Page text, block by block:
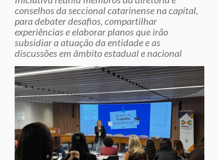
conselhos da seccional catarinense na capital,
para debater desafios, compartilhar
experiências e elaborar planos que irão
subsidiar a atuação da entidade e as
discussões em âmbito estadual e nacional